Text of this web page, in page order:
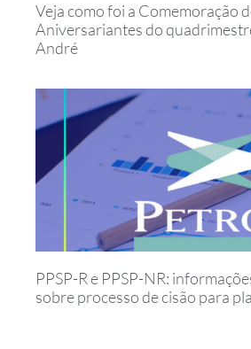
Veja como foi a Comemoração
Aniversariantes do
André
PPSP-R e PPSP-NR:
sobre processo de cisão para